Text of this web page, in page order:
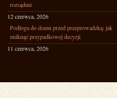
rozsądnie
12 czerwca, 2026
Podłoga do domu przed przeprowadzką: jak
uniknąć przypadkowej decyzji
11 czerwca, 2026